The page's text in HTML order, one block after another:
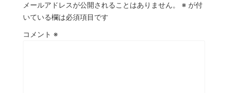
メールアドレスが公開されることはありません。 ※ が付
いている欄は必須項目です
コメント ※